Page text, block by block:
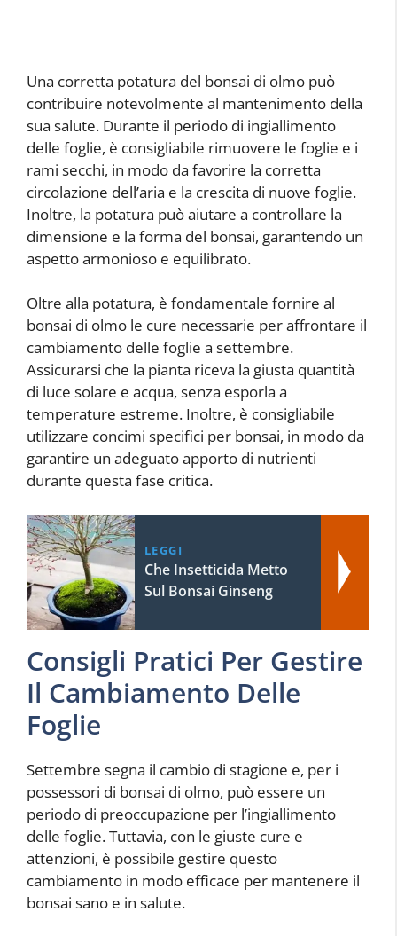
Una corretta potatura del bonsai di olmo può
contribuire notevolmente al mantenimento della
sua salute. Durante il periodo di ingiallimento
delle foglie, è consigliabile rimuovere le foglie e i
rami secchi, in modo da favorire la corretta
circolazione dell’aria e la crescita di nuove foglie.
Inoltre, la potatura può aiutare a controllare la
dimensione e la forma del bonsai, garantendo un
aspetto armonioso e equilibrato.
Oltre alla potatura, è fondamentale fornire al
bonsai di olmo le cure necessarie per affrontare il
cambiamento delle foglie a settembre.
Assicurarsi che la pianta riceva la giusta quantità
di luce solare e acqua, senza esporla a
temperature estreme. Inoltre, è consigliabile
utilizzare concimi specifici per bonsai, in modo da
garantire un adeguato apporto di nutrienti
durante questa fase critica.
LEGGI
Che Insetticida Metto
Sul Bonsai Ginseng
Consigli Pratici Per Gestire
Il Cambiamento Delle
Foglie
Settembre segna il cambio di stagione e, per i
possessori di bonsai di olmo, può essere un
periodo di preoccupazione per l’ingiallimento
delle foglie. Tuttavia, con le giuste cure e
attenzioni, è possibile gestire questo
cambiamento in modo efficace per mantenere il
bonsai sano e in salute.